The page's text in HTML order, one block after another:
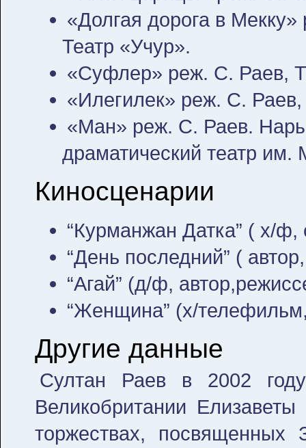
«Долгая дорога в Мекку»
Театр «Учур».
«Суфлер» реж. С. Раев,
«Илегилек» реж. С. Раев,
«Ман» реж. С. Раев.
драматический театр им.
Киносценарии
“Курманжан Датка” ( х/ф,
“День последний” (
“Агай” (д/ф,
“Женщина” (х/
Другие данные
Султан Раев в 2002
Великобритании
торжествах,